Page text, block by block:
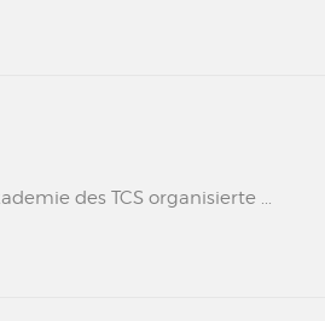
des TCS organisierte ...